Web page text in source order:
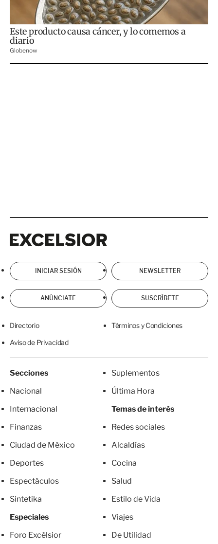
INICIAR SESIÓN NEWSLETTER
ANÚNCIATE SUSCRÍBETE
Directorio Términos y Condiciones
Aviso de Privacidad
Secciones
Nacional
Internacional
Finanzas
Ciudad de México
Deportes
Espectáculos
Sintetika
Especiales
Foro Excélsior
Suplementos
Última Hora
Temas de interés
Redes sociales
Alcaldías
Cocina
Salud
Estilo de Vida
Viajes
De Utilidad